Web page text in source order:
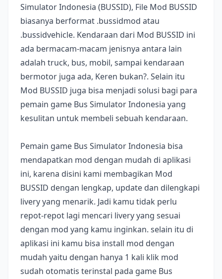
Simulator Indonesia (BUSSID), File Mod BUSSID
biasanya berformat .bussidmod atau
.bussidvehicle. Kendaraan dari Mod BUSSID ini
ada bermacam-macam jenisnya antara lain
adalah truck, bus, mobil, sampai kendaraan
bermotor juga ada, Keren bukan?. Selain itu
Mod BUSSID juga bisa menjadi solusi bagi para
pemain game Bus Simulator Indonesia yang
kesulitan untuk membeli sebuah kendaraan.
Pemain game Bus Simulator Indonesia bisa
mendapatkan mod dengan mudah di aplikasi
ini, karena disini kami membagikan Mod
BUSSID dengan lengkap, update dan dilengkapi
livery yang menarik. Jadi kamu tidak perlu
repot-repot lagi mencari livery yang sesuai
dengan mod yang kamu inginkan. selain itu di
aplikasi ini kamu bisa install mod dengan
mudah yaitu dengan hanya 1 kali klik mod
sudah otomatis terinstal pada game Bus